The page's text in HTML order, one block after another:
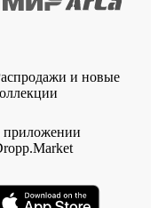
и новые
приложении